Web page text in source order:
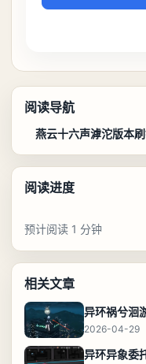
阅读导航
燕云十六声滹沱版本
阅读进度
预计阅读 1 分钟
相关文章
异环祸兮洄
2026-04-29